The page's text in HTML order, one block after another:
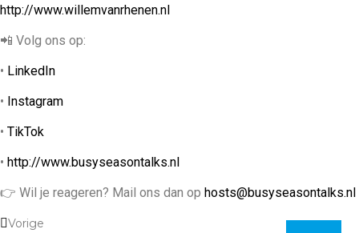
http://www.willemvanrhenen.nl
📲 Volg ons op:
• LinkedIn
• Instagram
• TikTok
• http://www.busyseasontalks.nl
👉 Wil je reageren? Mail ons dan op hosts@busyseasontalks.nl
Vorige